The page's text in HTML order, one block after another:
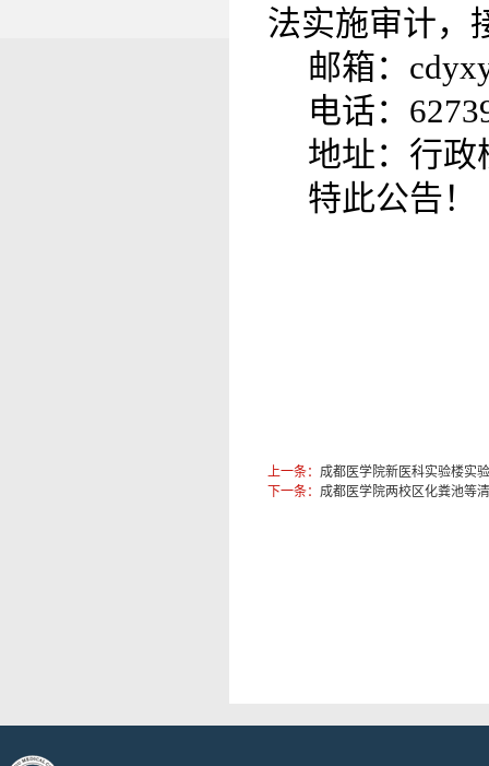
法实施审计，
邮箱：
电话：
地址：行政
特此公告！
上一条： 成都医学院新医科实验楼实
下一条： 成都医学院两校区化粪池等